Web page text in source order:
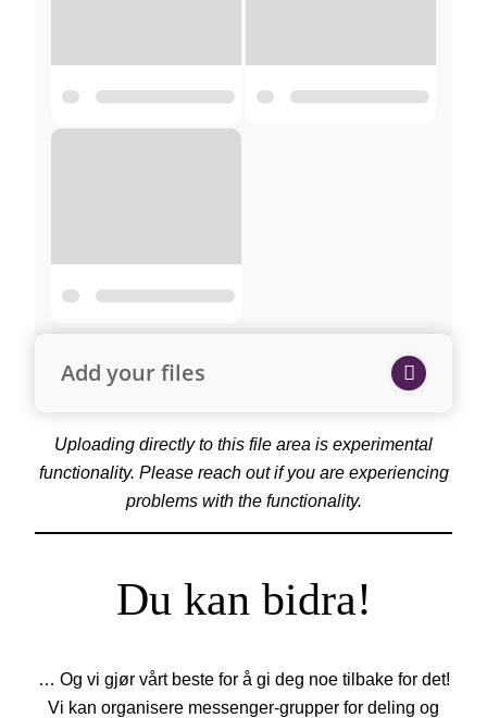
Add your files
Uploading directly to this file area is experimental
functionality. Please reach out if you are experiencing
problems with the functionality.
Du kan bidra!
… Og vi gjør vårt beste for å gi deg noe tilbake for det!
Vi kan organisere messenger-grupper for deling og